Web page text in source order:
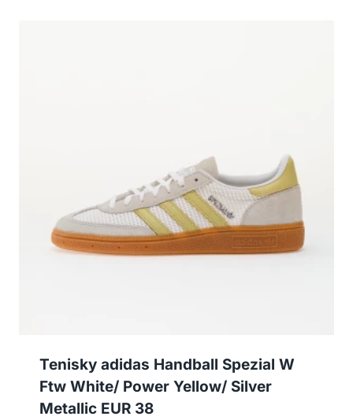
Tenisky adidas Handball Spezial W
Ftw White/ Power Yellow/ Silver
Metallic EUR 38